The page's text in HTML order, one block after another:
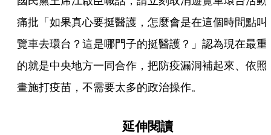
痛批「如果真心要挺醫護，怎麼會是在這個時間點叫
覽車去環台？這是哪門子的挺醫護？」認為現在最重
的就是中央地方一同合作，把防疫漏洞補起來、依照
畫施打疫苗，不需要太多的政治操作。
延伸閱讀